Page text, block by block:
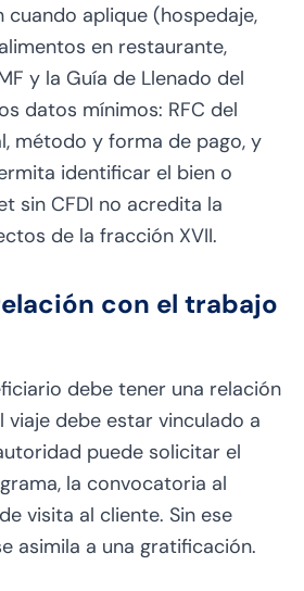
aplique (hospedaje,
en restaurante,
y la Guía de Llenado del
datos mínimos: RFC del
método y forma de pago, y
identificar el bien o
sin CFDI no acredita la
de la fracción XVII.
con el trabajo
debe tener una relación
viaje debe estar vinculado a
puede solicitar el
la convocatoria al
visita al cliente. Sin ese
asimila a una gratificación.